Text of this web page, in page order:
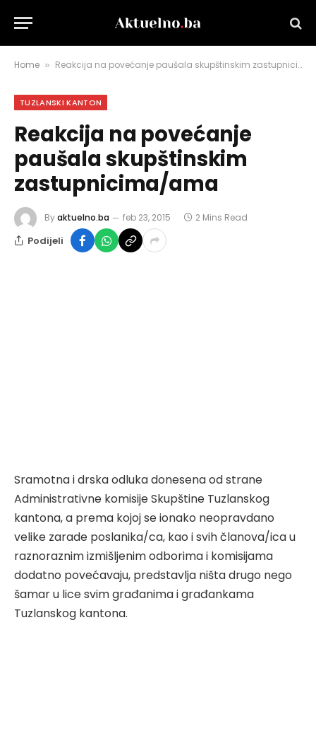
Home » Reakcija na povećanje paušala skupštinskim zastupnicima/ama
TUZLANSKI KANTON
Reakcija na povećanje
paušala skupštinskim
zastupnicima/ama
Byaktuelno.ba feb 23, 2015 2 Mins Read
Podijeli
Sramotna i drska odluka donesena od strane
Administrativne komisije Skupštine Tuzlanskog
kantona, a prema kojoj se ionako neopravdano
velike zarade poslanika/ca, kao i svih članova/ica u
raznoraznim izmišljenim odborima i komisijama
dodatno povećavaju, predstavlja ništa drugo nego
šamar u lice svim građanima i građankama
Tuzlanskog kantona.